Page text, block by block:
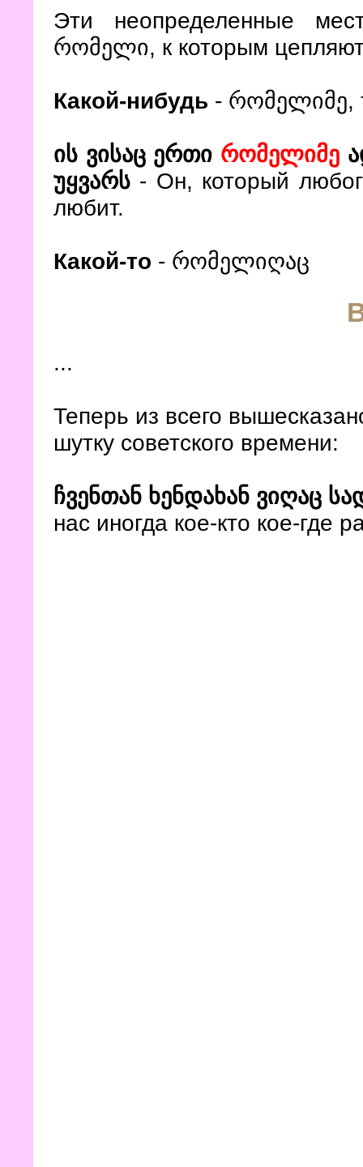
Эти неопределенные
რომელი, к которым
Какой-нибудь - რომელიმე,
ის ვისაც ერთი რომელიმე
უყვარს - Он, который
любит.
Какой-то - რომელიღაც
...
Теперь из всего
шутку советского времени:
ჩვენთან ხენდახან ვიღაც
нас иногда кое-кто кое-где